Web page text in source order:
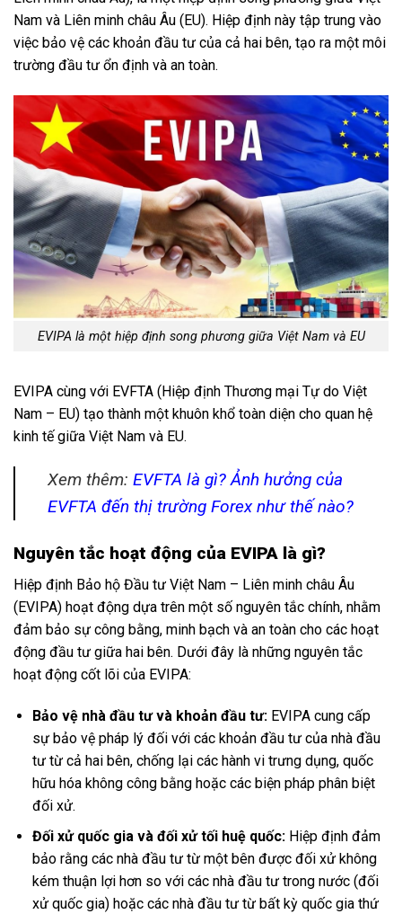
Nam và Liên minh châu Âu (EU). Hiệp định này tập trung vào
việc bảo vệ các khoản đầu tư của cả hai bên, tạo ra một môi
trường đầu tư ổn định và an toàn.
EVIPA là một hiệp định song phương giữa Việt Nam và EU
EVIPA cùng với EVFTA (Hiệp định Thương mại Tự do Việt
Nam – EU) tạo thành một khuôn khổ toàn diện cho quan hệ
kinh tế giữa Việt Nam và EU.
Xem thêm: EVFTA là gì? Ảnh hưởng của
EVFTA đến thị trường Forex như thế nào?
Nguyên tắc hoạt động của EVIPA là gì?
Hiệp định Bảo hộ Đầu tư Việt Nam – Liên minh châu Âu
(EVIPA) hoạt động dựa trên một số nguyên tắc chính, nhằm
đảm bảo sự công bằng, minh bạch và an toàn cho các hoạt
động đầu tư giữa hai bên. Dưới đây là những nguyên tắc
hoạt động cốt lõi của EVIPA:
Bảo vệ nhà đầu tư và khoản đầu tư: EVIPA cung cấp
sự bảo vệ pháp lý đối với các khoản đầu tư của nhà đầu
tư từ cả hai bên, chống lại các hành vi trưng dụng, quốc
hữu hóa không công bằng hoặc các biện pháp phân biệt
đối xử.
Đối xử quốc gia và đối xử tối huệ quốc: Hiệp định đảm
bảo rằng các nhà đầu tư từ một bên được đối xử không
kém thuận lợi hơn so với các nhà đầu tư trong nước (đối
xử quốc gia) hoặc các nhà đầu tư từ bất kỳ quốc gia thứ